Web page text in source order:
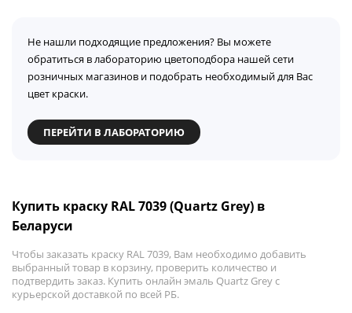
Не нашли подходящие предложения? Вы можете
обратиться в лабораторию цветоподбора нашей сети
розничных магазинов и подобрать необходимый для Вас
цвет краски.
ПЕРЕЙТИ В ЛАБОРАТОРИЮ
Купить краску RAL 7039 (Quartz Grey) в
Беларуси
Чтобы заказать краску RAL 7039, Вам необходимо добавить
выбранный товар в корзину, проверить количество и
подтвердить заказ. Купить онлайн эмаль Quartz Grey с
курьерской доставкой по всей РБ.